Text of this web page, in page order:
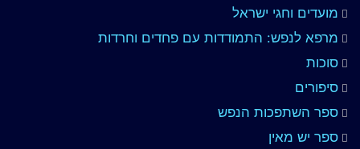
מועדים וחגי ישראל
מרפא לנפש: התמודדות עם פחדים וחרדות
סוכות
סיפורים
ספר השתפכות הנפש
ספר יש מאין